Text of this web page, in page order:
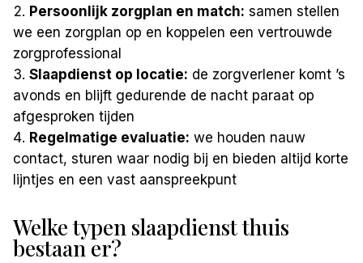
Persoonlijk zorgplan en match: samen stellen
we een zorgplan op en koppelen een vertrouwde
zorgprofessional
Slaapdienst op locatie: de zorgverlener komt ’s
avonds en blijft gedurende de nacht paraat op
afgesproken tijden
Regelmatige evaluatie: we houden nauw
contact, sturen waar nodig bij en bieden altijd korte
lijntjes en een vast aanspreekpunt
Welke typen slaapdienst thuis
bestaan er?